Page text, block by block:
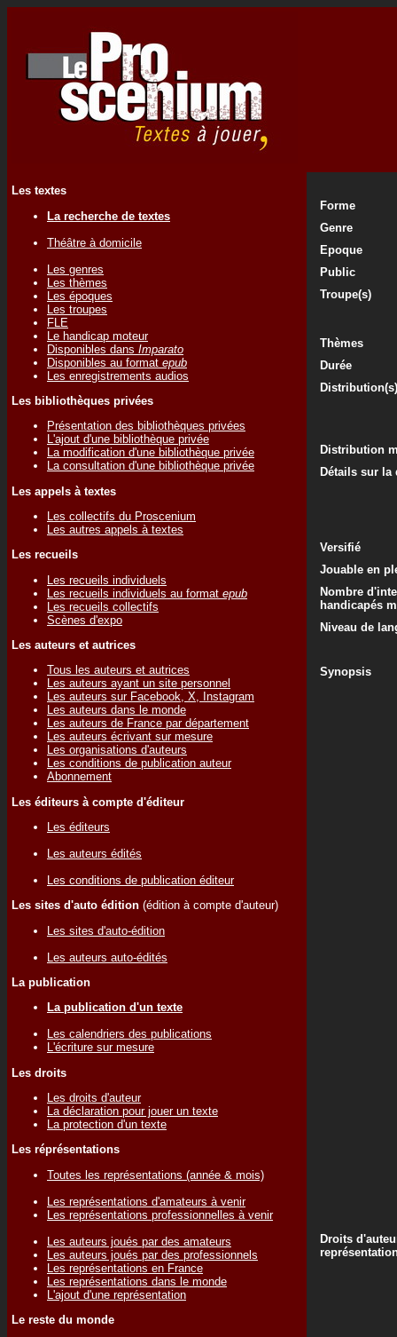
Les textes
La recherche de textes
Théâtre à domicile
Les genres
Les thèmes
Les époques
Les troupes
FLE
Le handicap moteur
Disponibles dans Imparato
Disponibles au format epub
Les enregistrements audios
Les bibliothèques privées
Présentation des bibliothèques privées
L'ajout d'une bibliothèque privée
La modification d'une bibliothèque privée
La consultation d'une bibliothèque privée
Les appels à textes
Les collectifs du Proscenium
Les autres appels à textes
Les recueils
Les recueils individuels
Les recueils individuels au format epub
Les recueils collectifs
Scènes d'expo
Les auteurs et autrices
Tous les auteurs et autrices
Les auteurs ayant un site personnel
Les auteurs sur Facebook, X, Instagram
Les auteurs dans le monde
Les auteurs de France par département
Les auteurs écrivant sur mesure
Les organisations d'auteurs
Les conditions de publication auteur
Abonnement
Les éditeurs à compte d'éditeur
Les éditeurs
Les auteurs édités
Les conditions de publication éditeur
Les sites d'auto édition (édition à compte d'auteur)
Les sites d'auto-édition
Les auteurs auto-édités
La publication
La publication d'un texte
Les calendriers des publications
L'écriture sur mesure
Les droits
Les droits d'auteur
La déclaration pour jouer un texte
La protection d'un texte
Les réprésentations
Toutes les représentations (année & mois)
Les représentations d'amateurs à venir
Les représentations professionnelles à venir
Les auteurs joués par des amateurs
Les auteurs joués par des professionnels
Les représentations en France
Les représentations dans le monde
L'ajout d'une représentation
Le reste du monde
Forme
Genre
Epoque
Public
Troupe(s)
Thèmes
Durée
Distribution(s)
Distribution
Détails sur
Versifié
Jouable en
Nombre
handicapés
Niveau de
Synopsis
Droits